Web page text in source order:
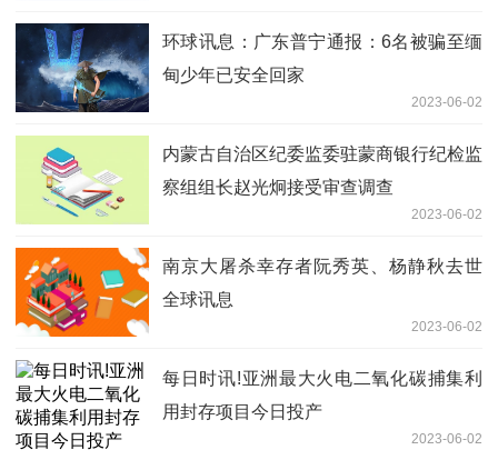
环球讯息：广东普宁通报：6名被骗至缅
甸少年已安全回家
2023-06-02
内蒙古自治区纪委监委驻蒙商银行纪检监
察组组长赵光炯接受审查调查
2023-06-02
南京大屠杀幸存者阮秀英、杨静秋去世
全球讯息
2023-06-02
每日时讯!亚洲最大火电二氧化碳捕集利
用封存项目今日投产
2023-06-02